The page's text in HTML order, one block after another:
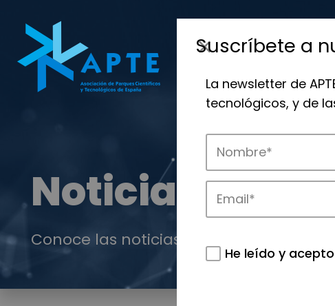
Noticias
Conoce las noticias más destacadas
Suscríbete a
La newsletter de
tecnológicos, y de
He leído y